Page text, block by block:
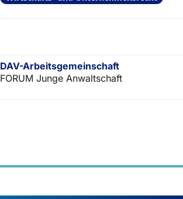
DAV-Arbeitsgemeinschaft
FORUM Junge Anwaltschaft